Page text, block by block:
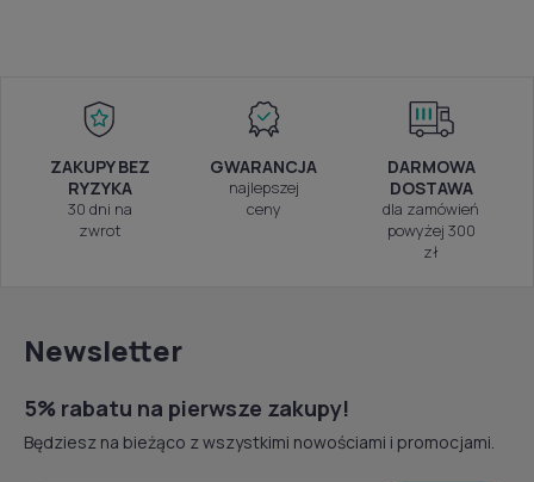
ZAKUPY BEZ
RYZYKA
30 dni na
zwrot
GWARANCJA
najlepszej
ceny
DARMOWA
DOSTAWA
dla zamówień
powyżej 300
zł
Newsletter
5% rabatu na pierwsze zakupy!
Będziesz na bieżąco z wszystkimi nowościami i promocjami.